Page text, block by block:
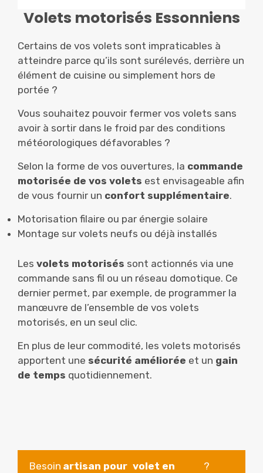
Volets motorisés Essonniens
Certains de vos volets sont impraticables à
atteindre parce qu’ils sont surélevés, derrière un
élément de cuisine ou simplement hors de
portée ?
Vous souhaitez pouvoir fermer vos volets sans
avoir à sortir dans le froid par des conditions
météorologiques défavorables ?
Selon la forme de vos ouvertures, la commande
motorisée de vos volets est envisageable afin
de vous fournir un confort supplémentaire.
Motorisation filaire ou par énergie solaire
Montage sur volets neufs ou déjà installés
Les volets motorisés sont actionnés via une
commande sans fil ou un réseau domotique. Ce
dernier permet, par exemple, de programmer la
manœuvre de l’ensemble de vos volets
motorisés, en un seul clic.
En plus de leur commodité, les volets motorisés
apportent une sécurité améliorée et un gain
de temps quotidiennement.
Besoin artisan pour volet en ?